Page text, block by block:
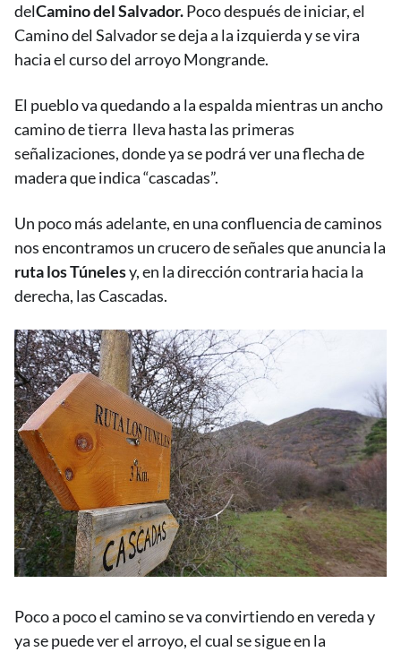
delCamino del Salvador.Poco después de iniciar, el
Camino del Salvador se deja a la izquierda y se vira
hacia el curso del arroyo Mongrande.
El pueblo va quedando a la espalda mientras un ancho
camino de tierra lleva hasta las primeras
señalizaciones, donde ya se podrá ver una flecha de
madera que indica “cascadas”.
Un poco más adelante, en una confluencia de caminos
nos encontramos un crucero de señales que anuncia la
ruta los Túnelesy, en la dirección contraria hacia la
derecha, las Cascadas.
Poco a poco el camino se va convirtiendo en vereda y
ya se puede ver el arroyo, el cual se sigue en la